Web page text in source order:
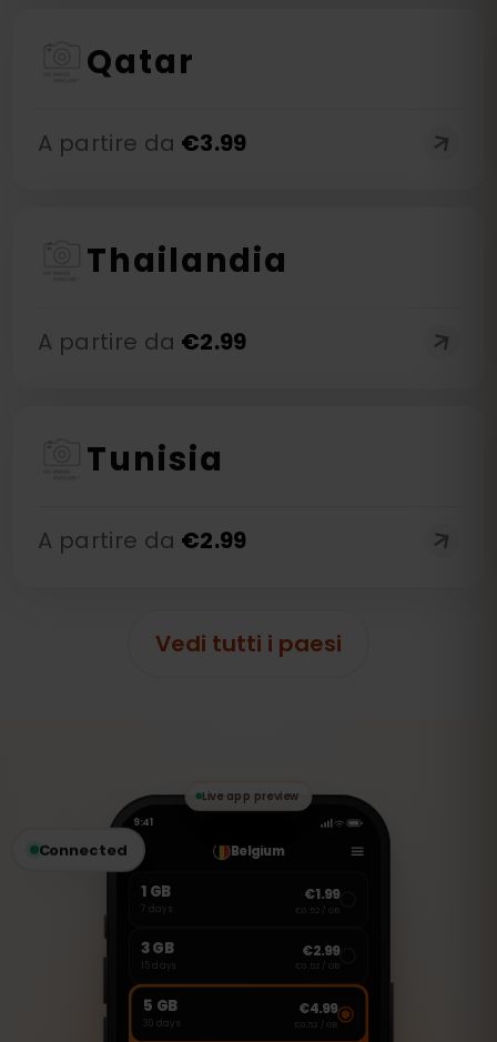
Qatar
A partire da €3.99
Thailandia
A partire da €2.99
Tunisia
A partire da €2.99
Vedi tutti i paesi